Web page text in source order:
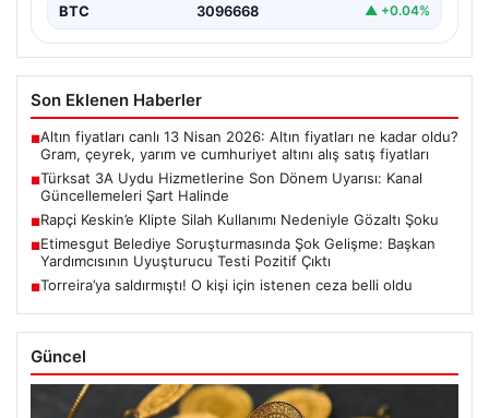
BTC 3096668 ▲ +0.04%
Son Eklenen Haberler
■Altın fiyatları canlı 13 Nisan 2026: Altın fiyatları ne kadar oldu?
Gram, çeyrek, yarım ve cumhuriyet altını alış satış fiyatları
■Türksat 3A Uydu Hizmetlerine Son Dönem Uyarısı: Kanal
Güncellemeleri Şart Halinde
■Rapçi Keskin’e Klipte Silah Kullanımı Nedeniyle Gözaltı Şoku
■Etimesgut Belediye Soruşturmasında Şok Gelişme: Başkan
Yardımcısının Uyuşturucu Testi Pozitif Çıktı
■Torreira’ya saldırmıştı! O kişi için istenen ceza belli oldu
Güncel